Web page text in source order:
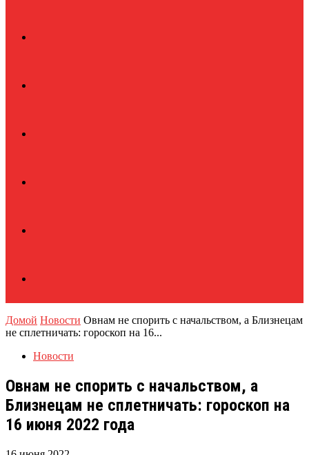
Домой Новости Овнам не спорить с начальством, а Близнецам
не сплетничать: гороскоп на 16...
Новости
Овнам не спорить с начальством, а
Близнецам не сплетничать: гороскоп на
16 июня 2022 года